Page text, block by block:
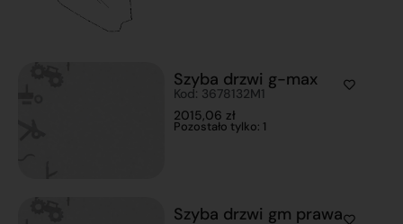
Szyba drzwi g-max
Kod: 3678132M1
2015,06 zł
Pozostało tylko: 1
Szyba drzwi gm prawa